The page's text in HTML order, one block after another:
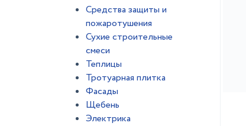
Средства защиты и
пожаротушения
Сухие строительные
смеси
Теплицы
Тротуарная плитка
Фасады
Щебень
Электрика